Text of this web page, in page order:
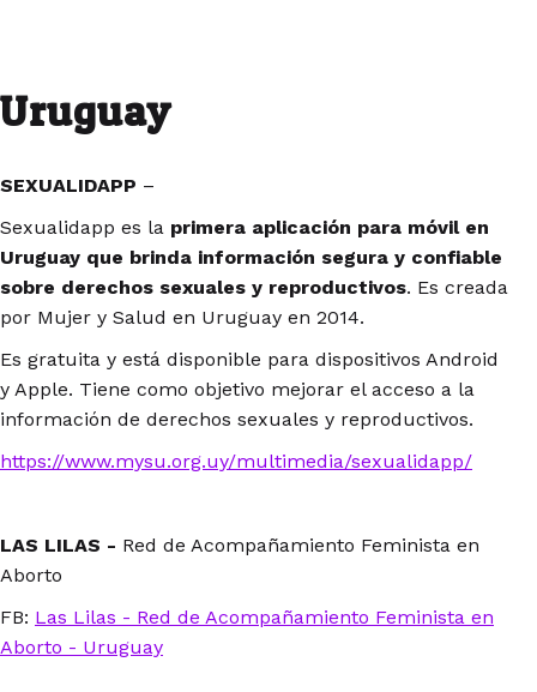
Uruguay
SEXUALIDAPP –
Sexualidapp es la primera aplicación para móvil en
Uruguay que brinda información segura y confiable
sobre derechos sexuales y reproductivos. Es creada
por Mujer y Salud en Uruguay en 2014.
Es gratuita y está disponible para dispositivos Android
y Apple. Tiene como objetivo mejorar el acceso a la
información de derechos sexuales y reproductivos.
https://www.mysu.org.uy/multimedia/sexualidapp/
LAS LILAS - Red de Acompañamiento Feminista en
Aborto
FB: Las Lilas - Red de Acompañamiento Feminista en
Aborto - Uruguay